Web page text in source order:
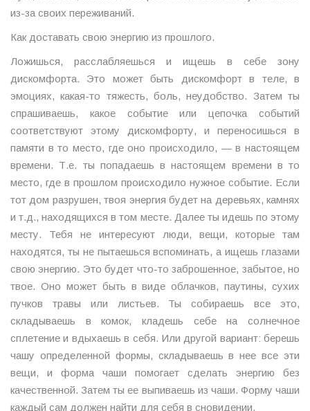
из-за своих переживаний.
Как доставать свою энергию из прошлого.
Ложишься, расслабляешься и ищешь в себе зону
дискомфорта. Это может быть дискомфорт в теле, в
эмоциях, какая-то тяжесть, боль, неудобство. Затем ты
спрашиваешь, какое событие или цепочка событий
соответствуют этому дискомфорту, и переносишься в
памяти в то место, где оно происходило, — в настоящем
времени. Т.е. ты попадаешь в настоящем времени в то
место, где в прошлом происходило нужное событие. Если
тот дом разрушен, твоя энергия будет на деревьях, камнях
и т.д., находящихся в том месте. Далее ты идешь по этому
месту. Тебя не интересуют люди, вещи, которые там
находятся, ты не пытаешься вспоминать, а ищешь глазами
свою энергию. Это будет что-то заброшенное, забытое, но
твое. Оно может быть в виде облачков, паутины, сухих
пучков травы или листьев. Ты собираешь все это,
складываешь в комок, кладешь себе на солнечное
сплетение и вдыхаешь в себя. Или другой вариант: берешь
чашу определенной формы, складываешь в нее все эти
вещи, и форма чаши помогает сделать энергию без
качественной. Затем ты ее выпиваешь из чаши. Форму чаши
каждый сам должен найти для себя в сновидении.